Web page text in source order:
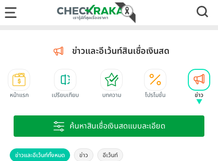
ข่าวและอีเว้นท์สินเชื่อเงินสด
หน้าแรก เปรียบเทียบ บทความ โปรโมชั่น ข่าว
ค้นหาสินเชื่อเงินสดแบบละเอียด
ข่าวและอีเว้นท์ทั้งหมด ข่าว อีเว้นท์